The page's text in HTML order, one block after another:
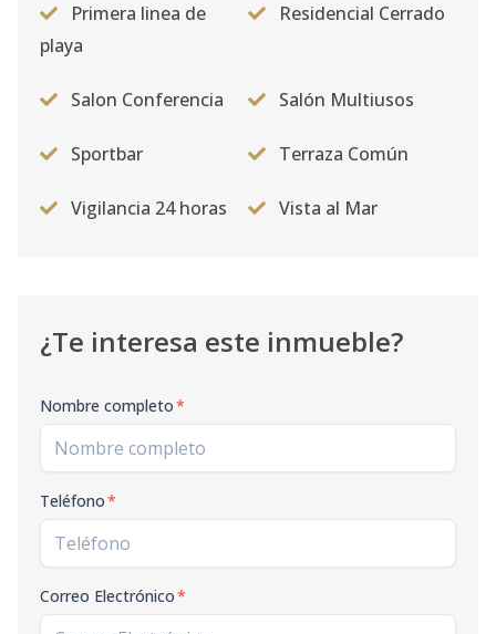
Primera linea de
playa
Residencial Cerrado
Salon Conferencia Salón Multiusos
Sportbar Terraza Común
Vigilancia 24 horas Vista al Mar
¿Te interesa este inmueble?
Nombre completo*
Teléfono*
Correo Electrónico*